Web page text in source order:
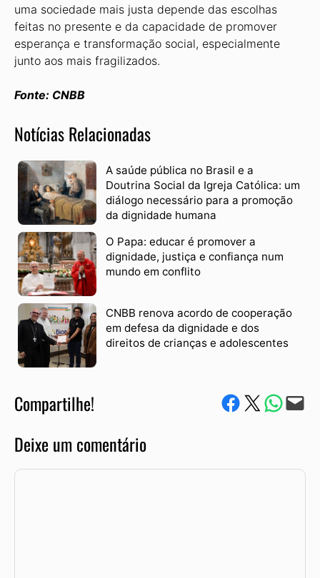
uma sociedade mais justa depende das escolhas
feitas no presente e da capacidade de promover
esperança e transformação social, especialmente
junto aos mais fragilizados.
Fonte: CNBB
Notícias Relacionadas
A saúde pública no Brasil e a
Doutrina Social da Igreja Católica: um
diálogo necessário para a promoção
da dignidade humana
O Papa: educar é promover a
dignidade, justiça e confiança num
mundo em conflito
CNBB renova acordo de cooperação
em defesa da dignidade e dos
direitos de crianças e adolescentes
Compartilhe! Compartilhe no Facebook
Compartilhe no Twitter
Compartile via
Envie via e-mail
Deixe um comentário
Comentário